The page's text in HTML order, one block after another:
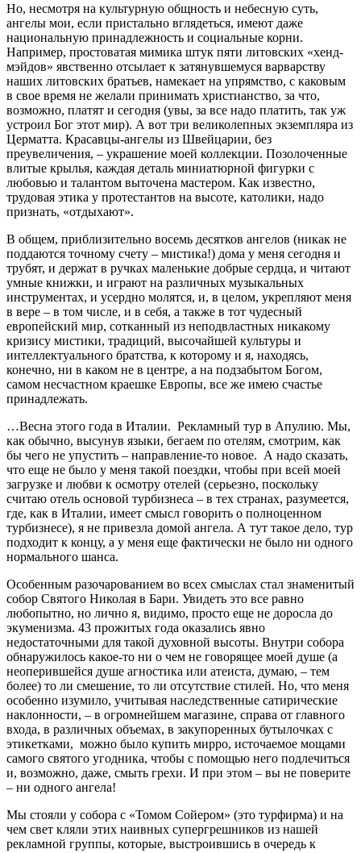
Но, несмотря на культурную общность и небесную суть,
ангелы мои, если пристально вглядеться, имеют даже
национальную принадлежность и социальные корни.
Например, простоватая мимика штук пяти литовских «хенд-
мэйдов» явственно отсылает к затянувшемуся варварству
наших литовских братьев, намекает на упрямство, с каковым
в свое время не желали принимать христианство, за что,
возможно, платят и сегодня (увы, за все надо платить, так уж
устроил Бог этот мир). А вот три великолепных экземпляра из
Церматта. Красавцы-ангелы из Швейцарии, без
преувеличения, – украшение моей коллекции. Позолоченные
влитые крылья, каждая деталь миниатюрной фигурки с
любовью и талантом выточена мастером. Как известно,
трудовая этика у протестантов на высоте, католики, надо
признать, «отдыхают».
В общем, приблизительно восемь десятков ангелов (никак не
поддаются точному счету – мистика!) дома у меня сегодня и
трубят, и держат в ручках маленькие добрые сердца, и читают
умные книжки, и играют на различных музыкальных
инструментах, и усердно молятся, и, в целом, укрепляют меня
в вере – в том числе, и в себя, а также в тот чудесный
европейский мир, сотканный из неподвластных никакому
кризису мистики, традиций, высочайшей культуры и
интеллектуального братства, к которому и я, находясь,
конечно, ни в каком не в центре, а на подзабытом Богом,
самом несчастном краешке Европы, все же имею счастье
принадлежать.
…Весна этого года в Италии. Рекламный тур в Апулию. Мы,
как обычно, высунув языки, бегаем по отелям, смотрим, как
бы чего не упустить – направление-то новое. А надо сказать,
что еще не было у меня такой поездки, чтобы при всей моей
загрузке и любви к осмотру отелей (серьезно, поскольку
считаю отель основой турбизнеса – в тех странах, разумеется,
где, как в Италии, имеет смысл говорить о полноценном
турбизнесе), я не привезла домой ангела. А тут такое дело, тур
подходит к концу, а у меня еще фактически не было ни одного
нормального шанса.
Особенным разочарованием во всех смыслах стал знаменитый
собор Святого Николая в Бари. Увидеть это все равно
любопытно, но лично я, видимо, просто еще не доросла до
экуменизма. 43 прожитых года оказались явно
недостаточными для такой духовной высоты. Внутри собора
обнаружилось какое-то ни о чем не говорящее моей душе (а
неоперившейся душе агностика или атеиста, думаю, – тем
более) то ли смешение, то ли отсутствие стилей. Но, что меня
особенно изумило, учитывая наследственные сатирические
наклонности, – в огромнейшем магазине, справа от главного
входа, в различных объемах, в закупоренных бутылочках с
этикетками, можно было купить мирро, источаемое мощами
самого святого угодника, чтобы с помощью него подлечиться
и, возможно, даже, смыть грехи. И при этом – вы не поверите
– ни одного ангела!
Мы стояли у собора с «Томом Сойером» (это турфирма) и на
чем свет кляли этих наивных супергрешников из нашей
рекламной группы, которые, выстроившись в очередь к